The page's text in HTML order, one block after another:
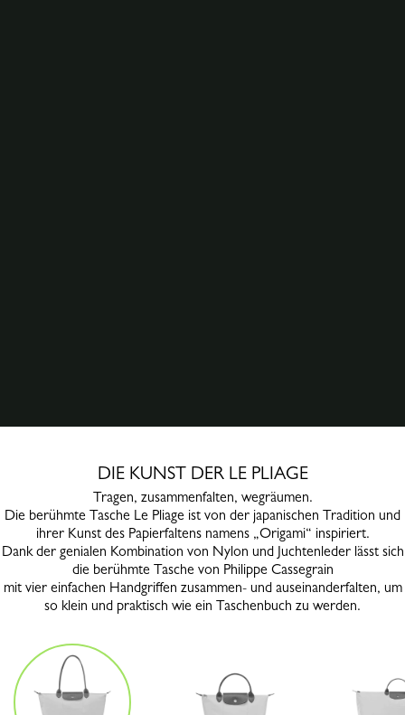
DIE KUNST DER LE PLIAGE
Tragen, zusammenfalten, wegräumen.
Die berühmte Tasche Le Pliage ist von der japanischen Tradition und
ihrer Kunst des Papierfaltens namens „Origami“ inspiriert.
Dank der genialen Kombination von Nylon und Juchtenleder lässt sich
die berühmte Tasche von Philippe Cassegrain
mit vier einfachen Handgriffen zusammen- und auseinanderfalten, um
so klein und praktisch wie ein Taschenbuch zu werden.